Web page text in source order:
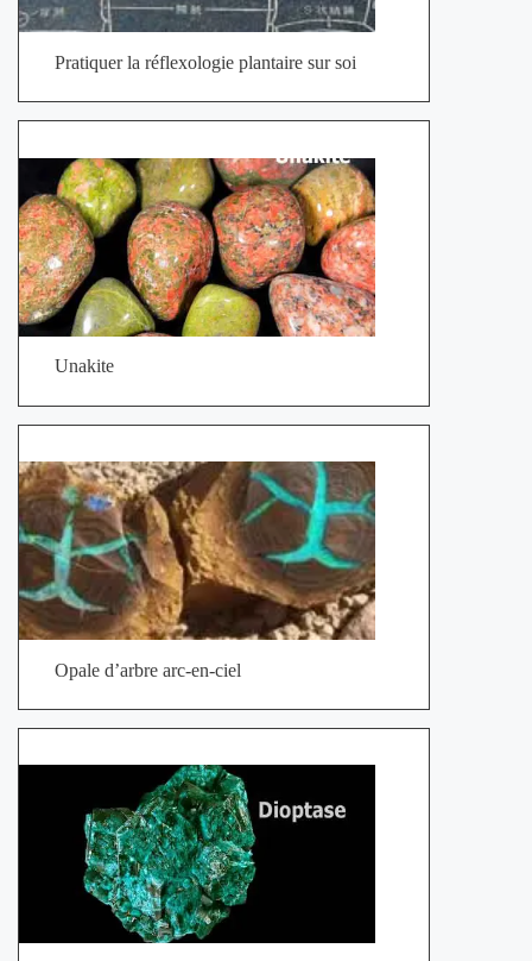
Pratiquer la réflexologie plantaire sur soi
Unakite
Opale d’arbre arc-en-ciel